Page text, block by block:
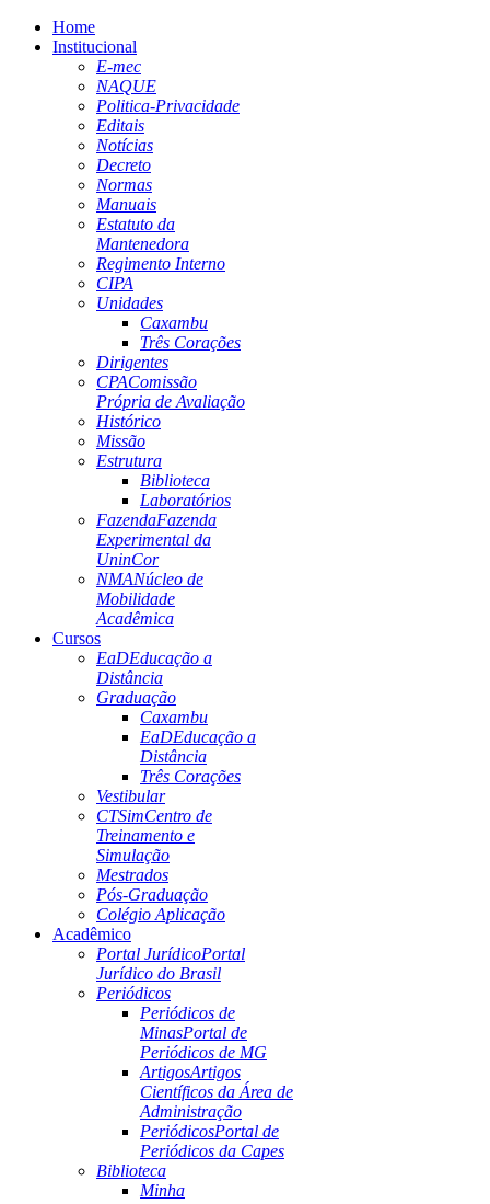
Home
Institucional
E-mec
NAQUE
Politica-Privacidade
Editais
Notícias
Decreto
Normas
Manuais
Estatuto da
Mantenedora
Regimento Interno
CIPA
Unidades
Caxambu
Três Corações
Dirigentes
CPAComissão
Própria de Avaliação
Histórico
Missão
Estrutura
Biblioteca
Laboratórios
FazendaFazenda
Experimental da
UninCor
NMANúcleo de
Mobilidade
Acadêmica
Cursos
EaDEducação a
Distância
Graduação
Caxambu
EaDEducação a
Distância
Três Corações
Vestibular
CTSimCentro de
Treinamento e
Simulação
Mestrados
Pós-Graduação
Colégio Aplicação
Acadêmico
Portal JurídicoPortal
Jurídico do Brasil
Periódicos
Periódicos de
MinasPortal de
Periódicos de MG
ArtigosArtigos
Científicos da Área de
Administração
PeriódicosPortal de
Periódicos da Capes
Biblioteca
Minha